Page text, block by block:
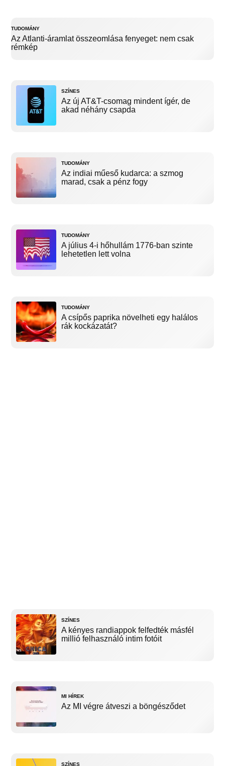
TUDOMÁNY
Az Atlanti-áramlat összeomlása fenyeget: nem csak
rémkép
SZÍNES
Az új AT&T-csomag mindent ígér, de
akad néhány csapda
TUDOMÁNY
Az indiai műeső kudarca: a szmog
marad, csak a pénz fogy
TUDOMÁNY
A július 4-i hőhullám 1776-ban szinte
lehetetlen lett volna
TUDOMÁNY
A csípős paprika növelheti egy halálos
rák kockázatát?
SZÍNES
A kényes randiappok felfedték másfél
millió felhasználó intim fotóit
MI HÍREK
Az MI végre átveszi a böngésződet
SZÍNES